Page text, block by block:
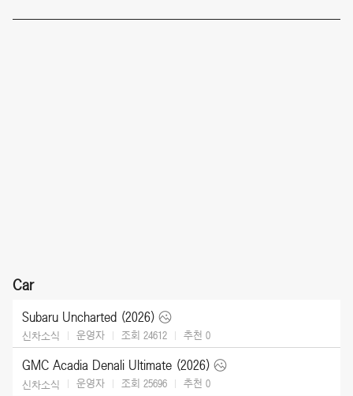
Car
Subaru Uncharted (2026)
신차소식 운영자 조회 24612 추천 0
GMC Acadia Denali Ultimate (2026)
신차소식 운영자 조회 25696 추천 0